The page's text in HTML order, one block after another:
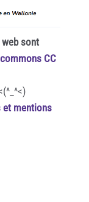
sont
CC
et mentions